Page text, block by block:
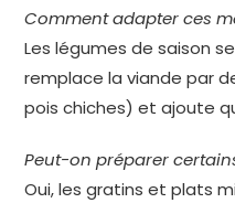
Comment adapter ces
Les légumes de saison
remplace la viande par
pois chiches) et ajoute
Peut-on préparer
Oui, les gratins et plats